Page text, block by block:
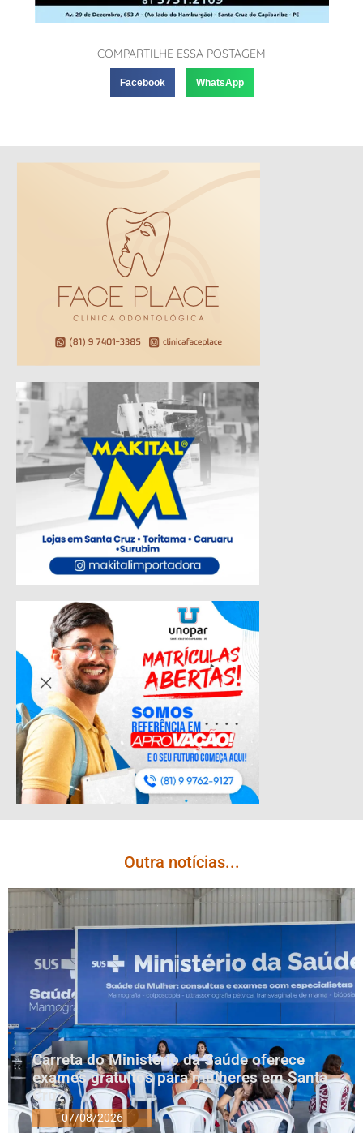
COMPARTILHE ESSA POSTAGEM
Facebook WhatsApp
Outra notícias...
Carreta do Ministério da Saúde oferece
exames gratuitos para mulheres em Santa
Cruz
07/08/2026